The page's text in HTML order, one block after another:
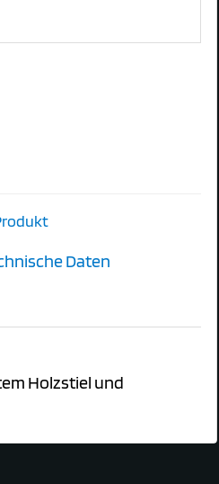
Daten
Holzstiel und